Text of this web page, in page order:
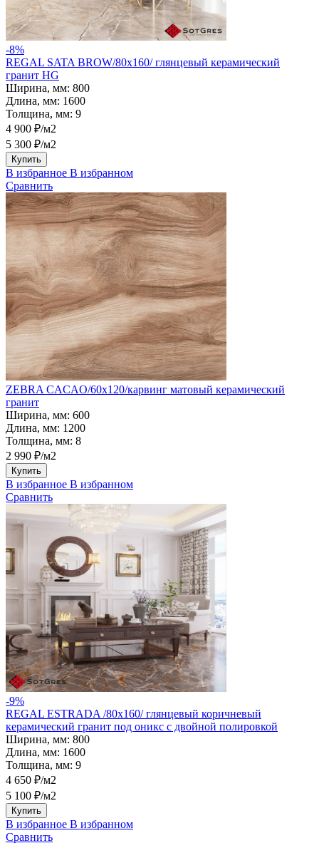
-8%
REGAL SATA BROW/80х160/ глянцевый керамический
гранит HG
Ширина, мм: 800
Длина, мм: 1600
Толщина, мм: 9
4 900 ₽/м2
5 300 ₽/м2
Купить
В избранное В избранном
Сравнить
ZEBRA CACAO/60х120/карвинг матовый керамический
гранит
Ширина, мм: 600
Длина, мм: 1200
Толщина, мм: 8
2 990 ₽/м2
Купить
В избранное В избранном
Сравнить
-9%
REGAL ESTRADA /80х160/ глянцевый коричневый
керамический гранит под оникс с двойной полировкой
Ширина, мм: 800
Длина, мм: 1600
Толщина, мм: 9
4 650 ₽/м2
5 100 ₽/м2
Купить
В избранное В избранном
Сравнить